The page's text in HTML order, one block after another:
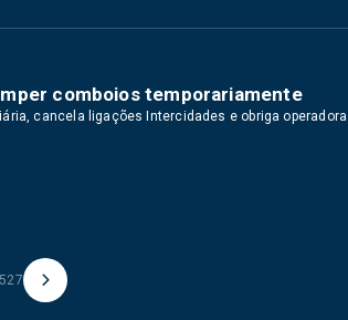
comboios temporariamente
cancela ligações Intercidades e obriga
527